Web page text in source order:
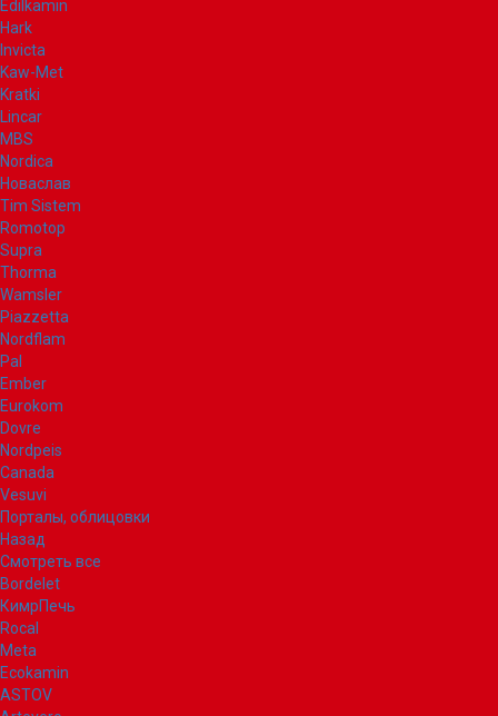
Edilkamin
Hark
Invicta
Kaw-Met
Kratki
Lincar
MBS
Nordica
Новаслав
Tim Sistem
Romotop
Supra
Thorma
Wamsler
Piazzetta
Nordflam
Pal
Ember
Eurokom
Dovre
Nordpeis
Canada
Vesuvi
Порталы, облицовки
Назад
Смотреть все
Bordelet
КимрПечь
Rocal
Meta
Ecokamin
ASTOV